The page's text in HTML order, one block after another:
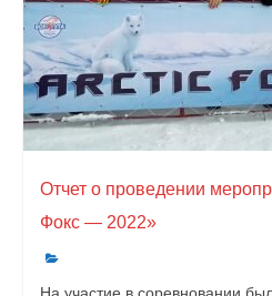
Отчет о проведении
Фокс — 2022»